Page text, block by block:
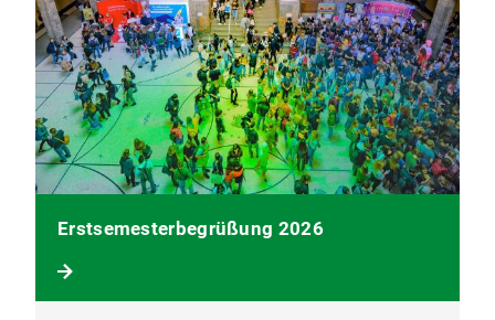
Erstsemesterbegrüßung 2026